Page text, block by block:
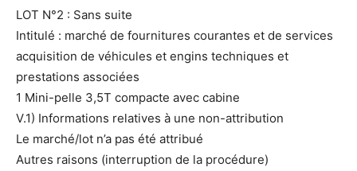
LOT N°2 : Sans suite
Intitulé : marché de fournitures courantes et de services
acquisition de véhicules et engins techniques et
prestations associées
1 Mini-pelle 3,5T compacte avec cabine
V.1) Informations relatives à une non-attribution
Le marché/lot n’a pas été attribué
Autres raisons (interruption de la procédure)